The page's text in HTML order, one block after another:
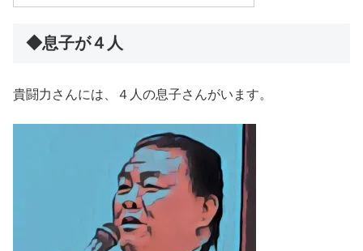
◆息子が４人
貴闘力さんには、４人の息子さんがいます。